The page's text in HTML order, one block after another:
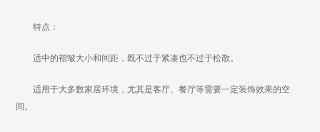
特点：
适中的褶皱大小和间距，既不过于紧凑也不过于松散。
适用于大多数家居环境，尤其是客厅、餐厅等需要一定装饰效果的空
间。